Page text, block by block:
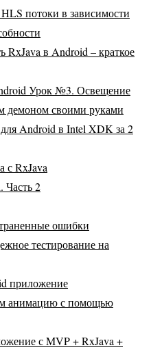
потоки в зависимости
RxJava в Android – краткое
Урок №3. Освещение
демоном своими руками
Android в Intel XDK за 2
с RxJava
Часть 2
ошибки
тестирование на
приложение
анимацию с помощью
с MVP + RxJava +